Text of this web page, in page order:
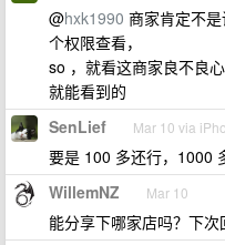
@hxk1990 商家肯定不
个权限查看，
so ，就看这商家良不良
就能看到的
SenLief Mar 10 via
要是 100 多还行，1000
WillemNZ Mar 10
能分享下哪家店吗？下次